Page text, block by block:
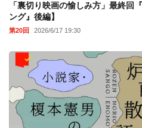
「裏切り映画の愉しみ方」最終回
ング』後編】
第20回 2026/6/17 19:30